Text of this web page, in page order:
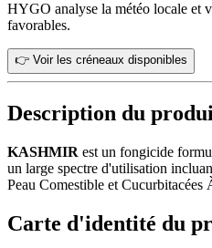
HYGO analyse la météo locale et
favorables.
👉 Voir les créneaux disponibles
Description du
KASHMIR est un fongicide
un large spectre d'utilisation
Peau Comestible et Cucurbitacées
Carte d'identité du